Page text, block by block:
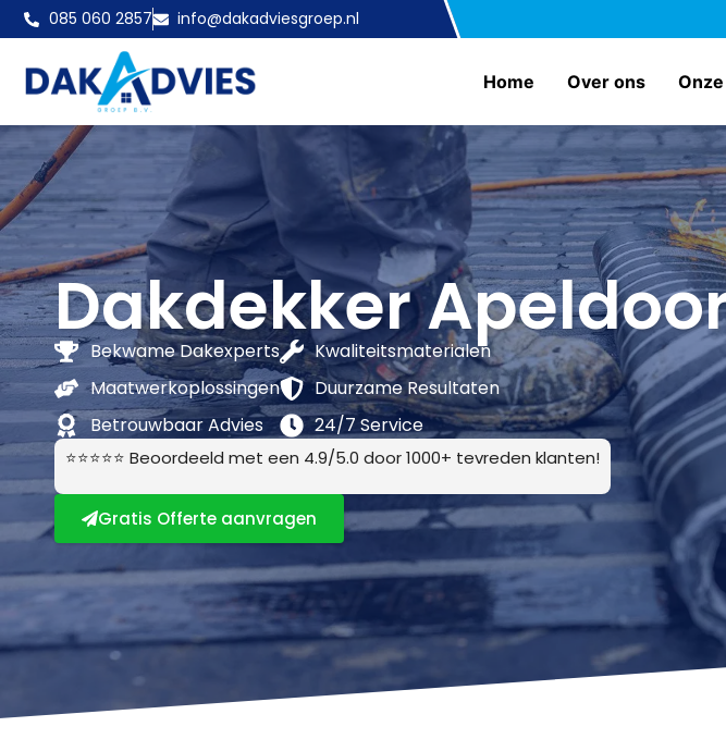
085 060 2857 info@dakadviesgroep.nl
Home Over ons
Dakdekker
Bekwame Dakexperts
Maatwerkoplossingen
Betrouwbaar Advies
Kwaliteitsmaterialen
Duurzame Resultaten
24/7 Service
⭐⭐⭐⭐⭐ Beoordeeld met een 4.9/5.0 door 1000+ tevreden klanten!
Gratis Offerte aanvragen